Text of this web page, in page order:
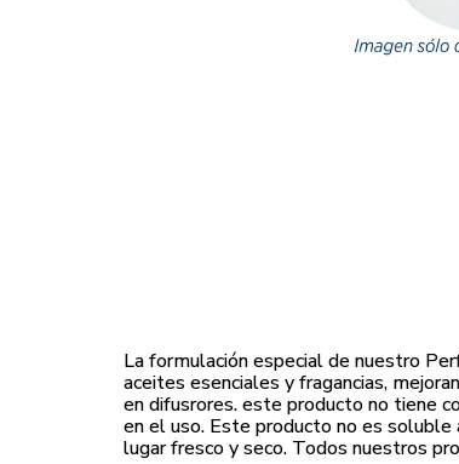
La formulación especial de nuestro
aceites esenciales y fragancias,
en difusrores. este producto no tiene
en el uso. Este producto no es
lugar fresco y seco. Todos nuestros